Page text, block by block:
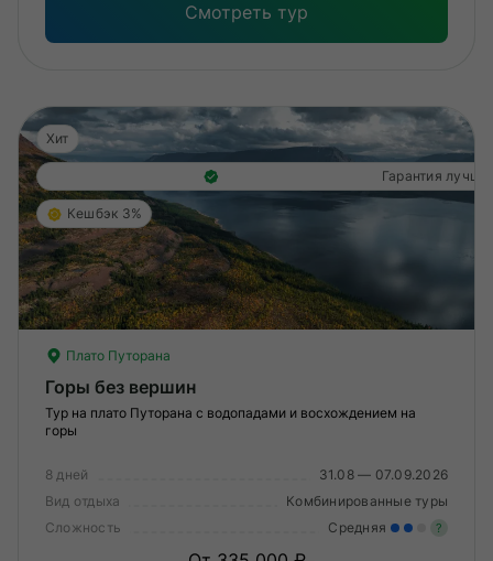
Смотреть тур
Хит
Гарантия
Кешбэк 3%
Плато Путорана
Горы без вершин
Тур на плато Путорана с водопадами и восхождением на
горы
8 дней
31.08 — 07.09.2026
Вид отдыха
Комбинированные туры
Сложность
Средняя ?